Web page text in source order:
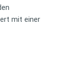
mit einer